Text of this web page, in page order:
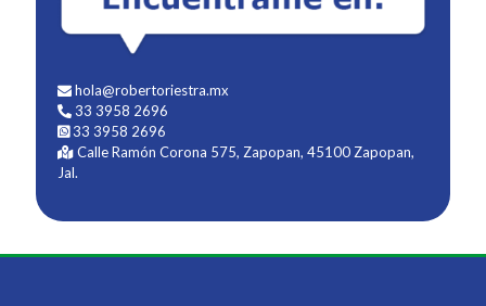
hola@robertoriestra.mx
33 3958 2696
33 3958 2696
Calle Ramón Corona 575, Zapopan, 45100 Zapopan,
Jal.